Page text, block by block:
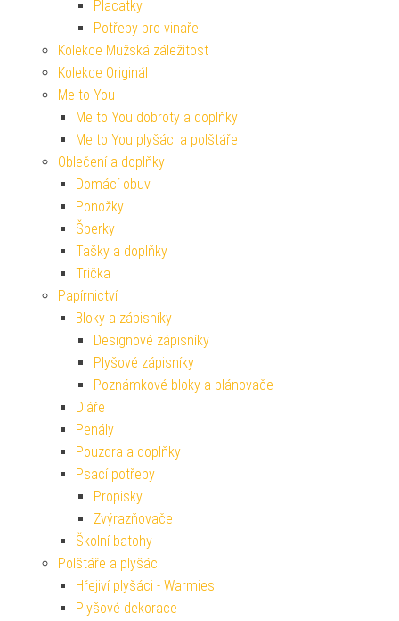
Placatky
Potřeby pro vinaře
Kolekce Mužská záležitost
Kolekce Originál
Me to You
Me to You dobroty a doplňky
Me to You plyšáci a polštáře
Oblečení a doplňky
Domácí obuv
Ponožky
Šperky
Tašky a doplňky
Trička
Papírnictví
Bloky a zápisníky
Designové zápisníky
Plyšové zápisníky
Poznámkové bloky a plánovače
Diáře
Penály
Pouzdra a doplňky
Psací potřeby
Propisky
Zvýrazňovače
Školní batohy
Polštáře a plyšáci
Hřejiví plyšáci - Warmies
Plyšové dekorace